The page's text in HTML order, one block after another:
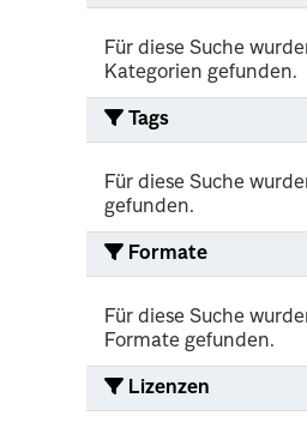
Für diese Suche
Kategorien gefunden.
Tags
Für diese Suche
gefunden.
Formate
Für diese Suche
Formate gefunden.
Lizenzen